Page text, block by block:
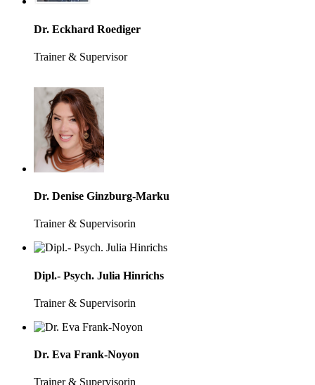
Dr. Eckhard Roediger
Trainer & Supervisor
Dr. Denise Ginzburg-Marku
Trainer & Supervisorin
Dipl.- Psych. Julia Hinrichs
Trainer & Supervisorin
Dr. Eva Frank-Noyon
Trainer & Supervisorin